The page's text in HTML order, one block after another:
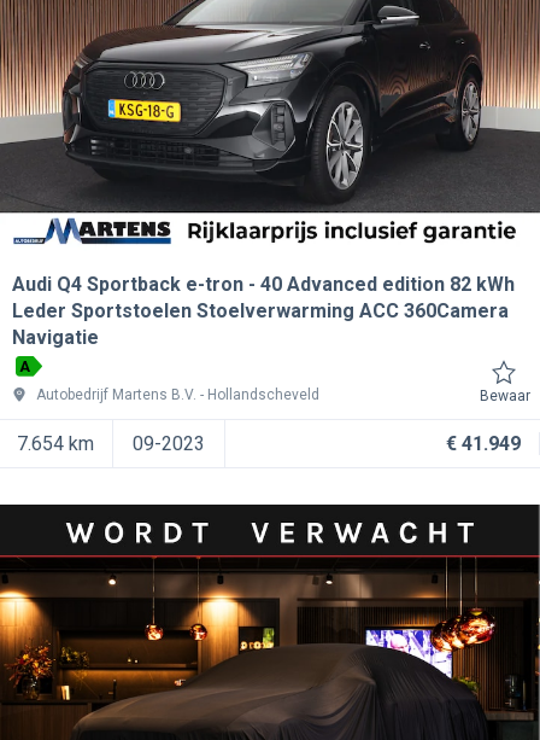
Audi Q4 Sportback e-tron
40 Advanced edition 82 kWh
Leder Sportstoelen Stoelverwarming ACC 360Camera
Navigatie
A
Autobedrijf Martens B.V.
Hollandscheveld Bewaar
7.654 km 09-2023 € 41.949